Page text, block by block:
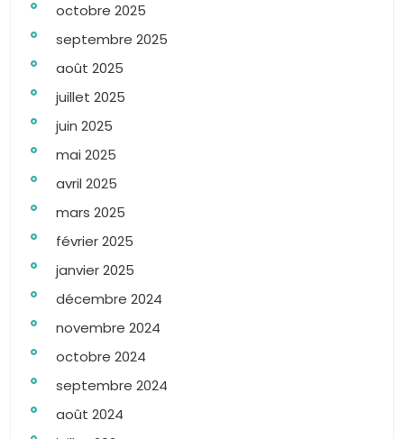
octobre 2025
septembre 2025
août 2025
juillet 2025
juin 2025
mai 2025
avril 2025
mars 2025
février 2025
janvier 2025
décembre 2024
novembre 2024
octobre 2024
septembre 2024
août 2024